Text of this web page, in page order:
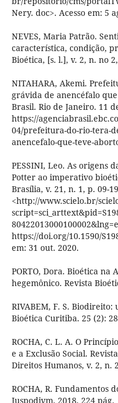
Nery. doc>. Acesso em: 5
NEVES, Maria Patrão.
característica, condição,
Bioética, [s. l.], v. 2, n. no
NITAHARA, Akemi.
grávida de anencéfalo
Brasil. Rio de Janeiro. 11
https://
04/prefeitura-do-rio-tera-
anencefalo-que-teve-
PESSINI, Leo. As origens
Potter ao imperativo
Brasília, v. 21, n. 1, p. 09-
<http://www.scielo.br/
https://doi.org/10.1590/
em: 31 out. 2020.
PORTO, Dora. Bioética
hegemônico. Revista
RIVABEM, F. S.
Bioética Curitiba. 25 (2):
ROCHA, C. L. A. O
e a Exclusão Social.
Direitos Humanos, v. 2, n.
ROCHA, R. Fundamentos
Juspodivm, 2018, 224 pág.